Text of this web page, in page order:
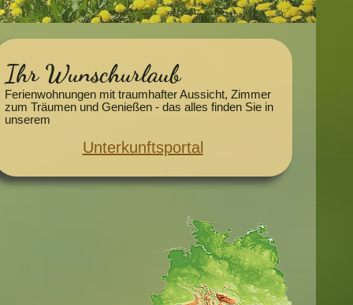
Ihr Wunschurlaub
Ferienwohnungen mit traumhafter Aussicht, Zimmer
zum Träumen und Genießen - das alles finden Sie in
unserem
Unterkunftsportal